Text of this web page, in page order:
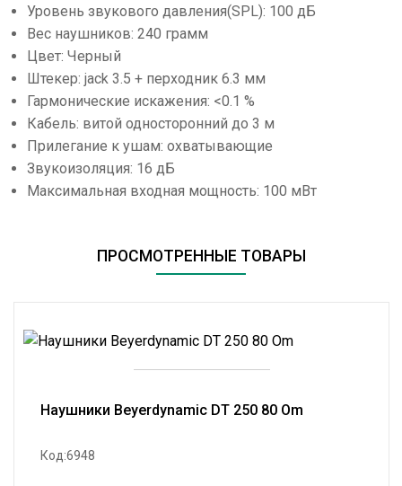
Уровень звукового давления(SPL): 100 дБ
Вес наушников: 240 грамм
Цвет: Черный
Штекер: jack 3.5 + перходник 6.3 мм
Гармонические искажения: <0.1 %
Кабель: витой односторонний до 3 м
Прилегание к ушам: охватывающие
Звукоизоляция: 16 дБ
Максимальная входная мощность: 100 мВт
ПРОСМОТРЕННЫЕ ТОВАРЫ
Наушники Beyerdynamic DT 250 80 Om
Код:6948